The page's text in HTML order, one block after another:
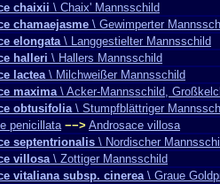
chaixii \ Chaix' Mannsschild
chamaejasme \ Gewimperter
elongata\ Langgestielter Mannsschild
halleri \ Hallers Mannsschild
lactea\ Milchweißer Mannsschild
maxima\ Acker-Mannsschild,
obtusifolia\ Stumpfblättriger
penicillata −−> Androsace villosa
septentrionalis \ Nordischer
villosa\ Zottiger Mannsschild
vitaliana subsp. cinerea\ Graue